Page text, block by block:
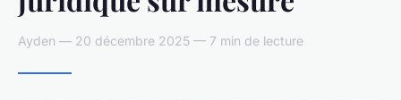
Ayden — 20 décembre 2025 — 7 min de lecture